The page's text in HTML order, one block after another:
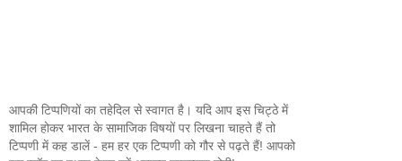
आपकी टिप्पणियों का तहेदिल से स्वागत है। यदि आप इस चिट्ठे में
शामिल होकर भारत के सामाजिक विषयों पर लिखना चाहते हैं तो
टिप्पणी में कह डालें - हम हर एक टिप्पणी को गौर से पढ़ते हैं! आपको